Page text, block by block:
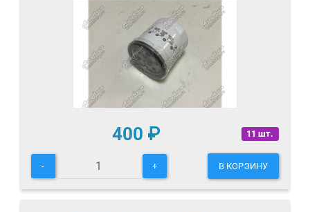
11 шт.
400 ₽
- + В КОРЗИНУ